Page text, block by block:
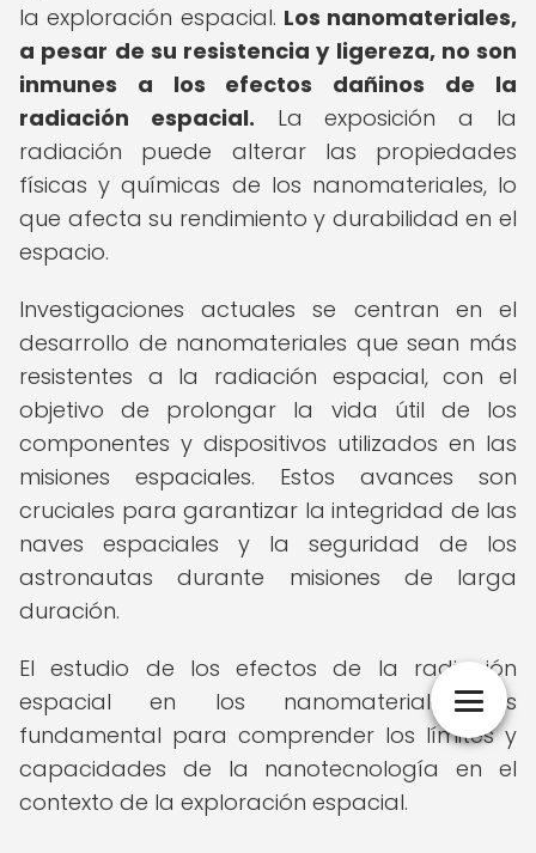
la exploración espacial. Los nanomateriales,
a pesar de su resistencia y ligereza, no son
inmunes a los efectos dañinos de la
radiación espacial. La exposición a la
radiación puede alterar las propiedades
físicas y químicas de los nanomateriales, lo
que afecta su rendimiento y durabilidad en el
espacio.
Investigaciones actuales se centran en el
desarrollo de nanomateriales que sean más
resistentes a la radiación espacial, con el
objetivo de prolongar la vida útil de los
componentes y dispositivos utilizados en las
misiones espaciales. Estos avances son
cruciales para garantizar la integridad de las
naves espaciales y la seguridad de los
astronautas durante misiones de larga
duración.
El estudio de los efectos de la radiación
espacial en los nanomateriales es
fundamental para comprender los límites y
capacidades de la nanotecnología en el
contexto de la exploración espacial.